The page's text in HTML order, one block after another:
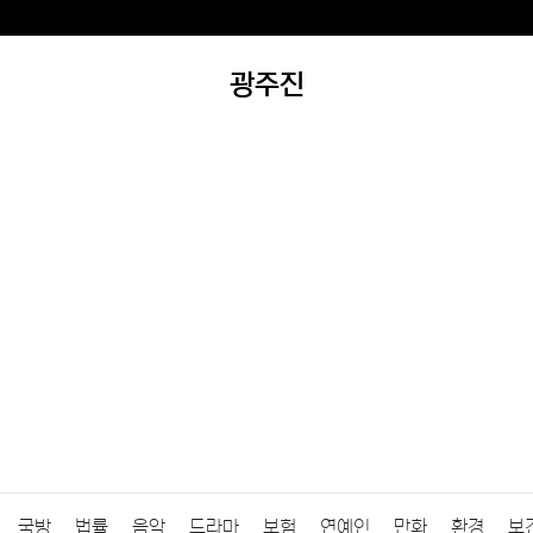
광주진
국방 법률 음악 드라마 보험 연예인 만화 환경 보